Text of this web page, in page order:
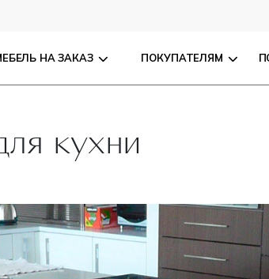
НА ЗАКАЗ ПОКУПАТЕЛЯМ
кухни